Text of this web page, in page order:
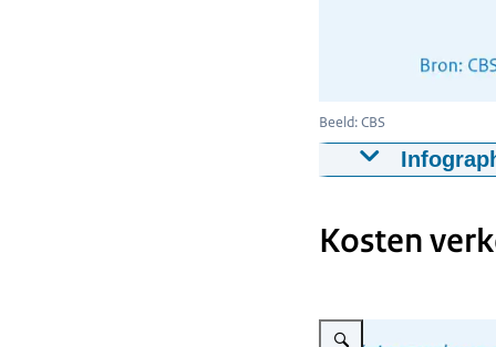
Beeld: CBS
Groningen
Kosten
Vergroot afbeelding